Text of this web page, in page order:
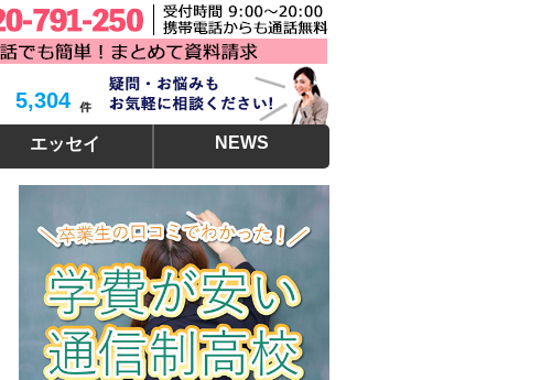
5,304
エッセイ NEWS